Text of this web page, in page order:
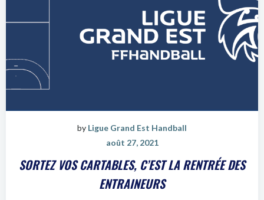
by Ligue Grand Est Handball
août 27, 2021
SORTEZ VOS CARTABLES, C’EST LA RENTRÉE DES
ENTRAINEURS